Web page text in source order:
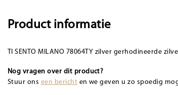
Product informatie
TI SENTO MILANO 78064TY zilver gerhodineerde
Nog vragen over dit product?
Stuur ons een bericht en we geven u zo spoedig